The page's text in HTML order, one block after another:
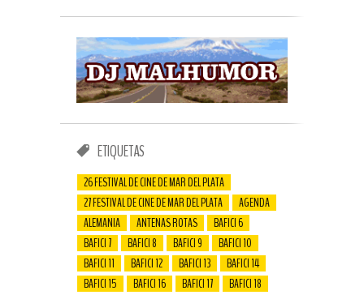
ETIQUETAS
26 FESTIVAL DE CINE DE MAR DEL PLATA
27 FESTIVAL DE CINE DE MAR DEL PLATA
AGENDA
ALEMANIA
ANTENAS ROTAS
BAFICI 6
BAFICI 7
BAFICI 8 BAFICI 9
BAFICI 10
BAFICI 11
BAFICI 12 BAFICI 13
BAFICI 14
BAFICI 15
BAFICI 16 BAFICI 17
BAFICI 18